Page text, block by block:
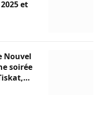
et
Nouvel
soirée